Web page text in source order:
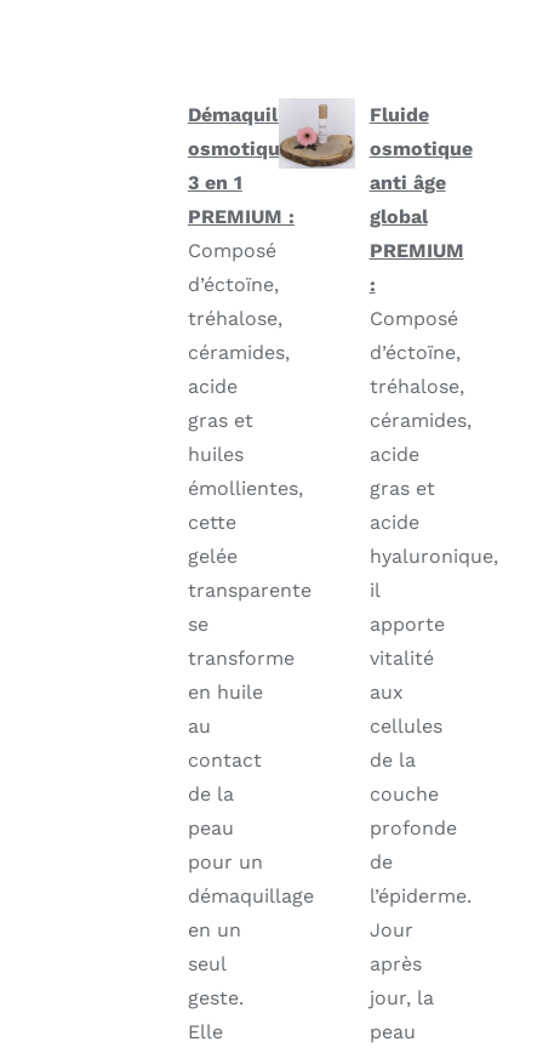
Démaquillant
osmotique
3 en 1
PREMIUM :
Composé
d’éctoïne,
tréhalose,
céramides,
acide
gras et
huiles
émollientes,
cette
gelée
transparente
se
transforme
en huile
au
contact
de la
peau
pour un
démaquillage
en un
seul
geste.
Elle
Fluide
osmotique
anti âge
global
PREMIUM
:
Composé
d’éctoïne,
tréhalose,
céramides,
acide
gras et
acide
hyaluronique,
il
apporte
vitalité
aux
cellules
de la
couche
profonde
de
l’épiderme.
Jour
après
jour, la
peau